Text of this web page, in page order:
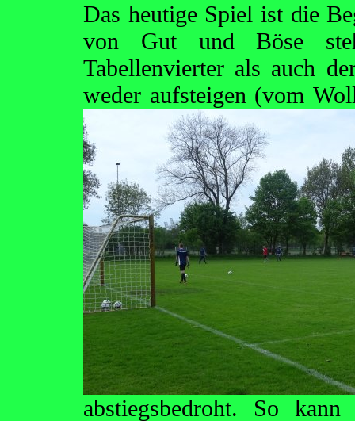
Das heutige Spiel ist die
von Gut und Böse
Tabellenvierter als auch
weder aufsteigen (vom
abstiegsbedroht. So